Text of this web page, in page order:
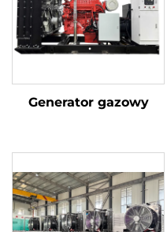
Generator gazowy